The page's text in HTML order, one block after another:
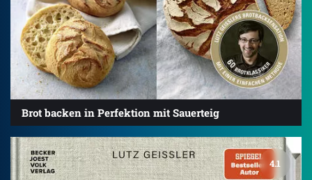
Brot backen in Perfektion mit Sauerteig
4.1